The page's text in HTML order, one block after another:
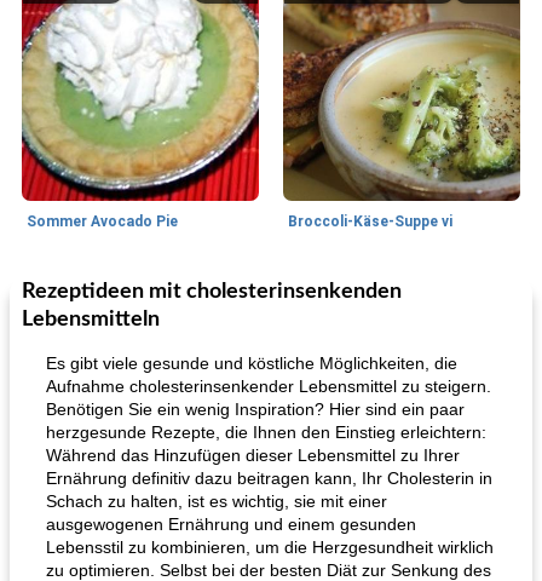
Sommer Avocado Pie Broccoli-Käse-Suppe vi
35 min
Kurs
Karamell-Brownie-Kuchen
Mittagessen / Snacks
Cilantro-Curry-Hühnersalat
Rezeptideen mit cholesterinsenkenden
Lebensmitteln
Es gibt viele gesunde und köstliche Möglichkeiten, die
Aufnahme cholesterinsenkender Lebensmittel zu steigern.
Benötigen Sie ein wenig Inspiration? Hier sind ein paar
herzgesunde Rezepte, die Ihnen den Einstieg erleichtern:
Während das Hinzufügen dieser Lebensmittel zu Ihrer
Ernährung definitiv dazu beitragen kann, Ihr Cholesterin in
Schach zu halten, ist es wichtig, sie mit einer
ausgewogenen Ernährung und einem gesunden
Lebensstil zu kombinieren, um die Herzgesundheit wirklich
zu optimieren. Selbst bei der besten Diät zur Senkung des